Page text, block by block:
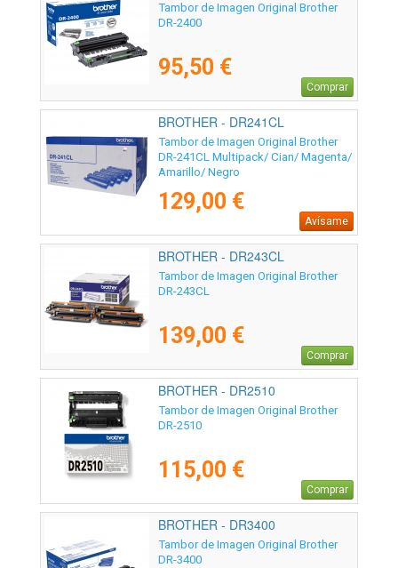
Tambor de Imagen Original Brother
DR-2400
95,50 €
Comprar
BROTHER - DR241CL
Tambor de Imagen Original Brother
DR-241CL Multipack/ Cian/ Magenta/
Amarillo/ Negro
129,00 €
Avísame
BROTHER - DR243CL
Tambor de Imagen Original Brother
DR-243CL
139,00 €
Comprar
BROTHER - DR2510
Tambor de Imagen Original Brother
DR-2510
115,00 €
Comprar
BROTHER - DR3400
Tambor de Imagen Original Brother
DR-3400